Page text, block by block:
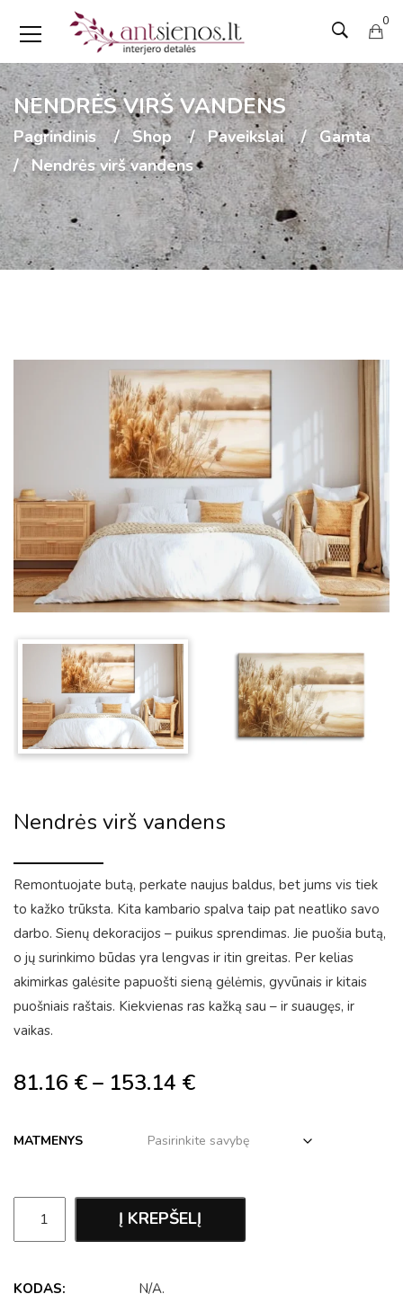
0
NENDRĖS VIRŠ VANDENS
Pagrindinis Shop Paveikslai
Gamta
Nendrės virš vandens
Nendrės virš vandens
Remontuojate butą, perkate naujus baldus, bet jums vis tiek
to kažko trūksta. Kita kambario spalva taip pat neatliko savo
darbo. Sienų dekoracijos – puikus sprendimas. Jie puošia butą,
o jų surinkimo būdas yra lengvas ir itin greitas. Per kelias
akimirkas galėsite papuošti sieną gėlėmis, gyvūnais ir kitais
puošniais raštais. Kiekvienas ras kažką sau – ir suaugęs, ir
vaikas.
81.16 €– 153.14 €
MATMENYS
Į KREPŠELĮ
KODAS: N/A.